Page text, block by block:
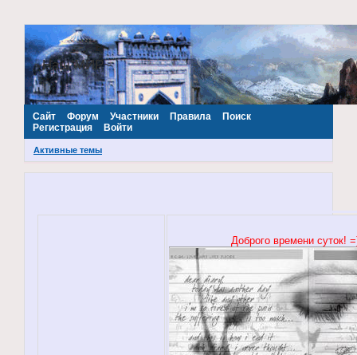
~Наш МИР~
Сайт Форум Участники Правила
Поиск
Регистрация
Войти
Активные темы
Доброго времени суток!